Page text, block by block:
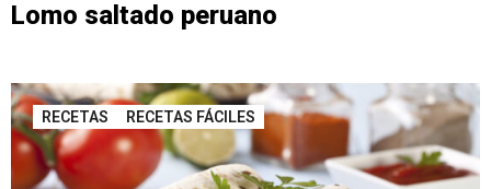
Lomo saltado peruano
RECETAS RECETAS FÁCILES